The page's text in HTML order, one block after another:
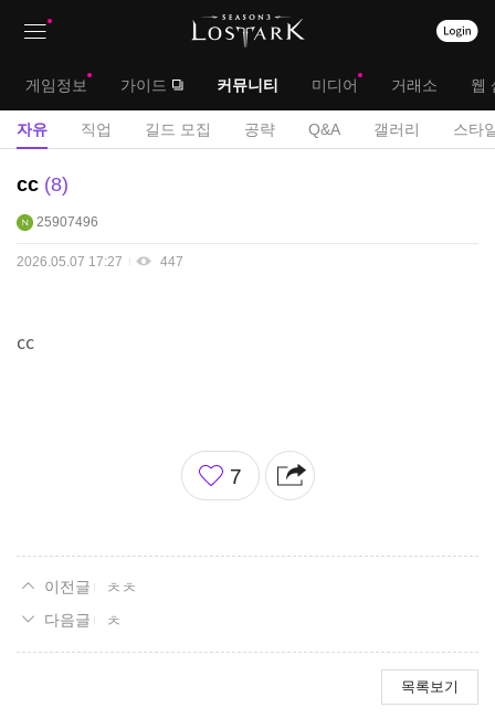
대
메
게임정보 가이드 커뮤니티 미디어 거래소 웹
서
자유 직업 길드 모집 공략 Q&A 갤러리 스타
자
게
cc 8
25907496
2026.05.07 17:27 447
cc
좋
아
7
ㅊㅊ
ㅊ
목록보기